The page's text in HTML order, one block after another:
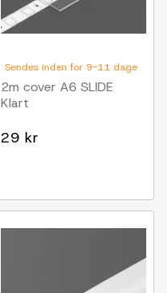
Sendes inden for 9-11 dage
2m cover A6 SLIDE
Klart
29 kr